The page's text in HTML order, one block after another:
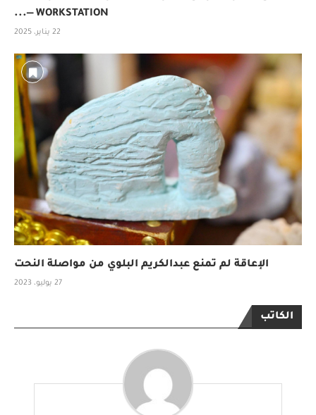
WORKSTATION —...
22 يناير، 2025
الإعاقة لم تمنع عبدالكريم البلوي من مواصلة النحت
27 يوليو، 2023
الكاتب